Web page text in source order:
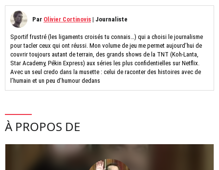
Par Olivier Cortinovis | Journaliste
Sportif frustré (les ligaments croisés tu connais…) qui a choisi le journalisme
pour tacler ceux qui ont réussi. Mon volume de jeu me permet aujourd’hui de
couvrir toujours autant de terrain, des grands shows de la TNT (Koh-Lanta,
Star Academy, Pékin Express) aux séries les plus confidentielles sur Netflix.
Avec un seul credo dans la musette : celui de raconter des histoires avec de
l’humain et un peu d’humour dedans
À PROPOS DE